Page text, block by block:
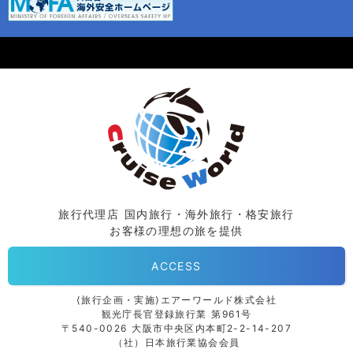
旅行代理店 国内旅行・海外旅行・格安旅行
お客様の理想の旅を提供
ACCESS
⟨旅行企画・実施⟩エアーワールド株式会社
観光庁長官登録旅行業 第961号
〒540-0026 大阪市中央区内本町2-2-14-207
（社）日本旅行業協会会員